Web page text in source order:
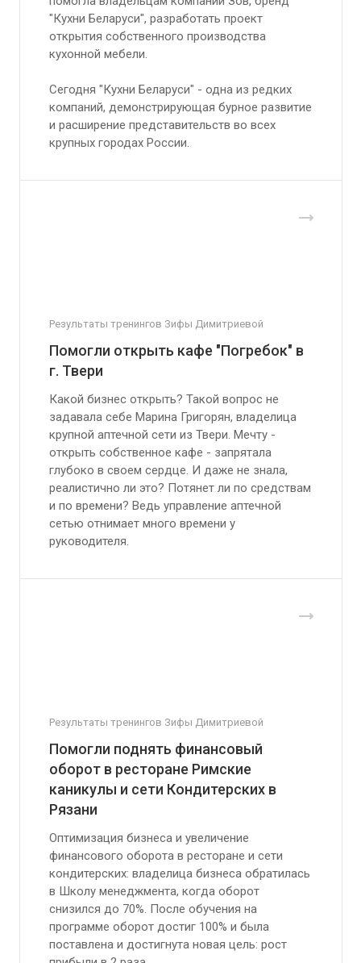
"Кухни Беларуси", разработать проект
открытия собственного производства
кухонной мебели.
Сегодня "Кухни Беларуси" - одна из редких
компаний, демонстрирующая бурное развитие
и расширение представительств во всех
крупных городах России.
Результаты тренингов Зифы Димитриевой
Помогли открыть кафе "Погребок" в
г. Твери
Какой бизнес открыть? Такой вопрос не
задавала себе Марина Григорян, владелица
крупной аптечной сети из Твери. Мечту -
открыть собственное кафе - запрятала
глубоко в своем сердце. И даже не знала,
реалистично ли это? Потянет ли по средствам
и по времени? Ведь управление аптечной
сетью отнимает много времени у
руководителя.
Результаты тренингов Зифы Димитриевой
Помогли поднять финансовый
оборот в ресторане Римские
каникулы и сети Кондитерских в
Рязани
Оптимизация бизнеса и увеличение
финансового оборота в ресторане и сети
кондитерских: владелица бизнеса обратилась
в Школу менеджмента, когда оборот
снизился до 70%. После обучения на
программе оборот достиг 100% и была
поставлена и достигнута новая цель: рост